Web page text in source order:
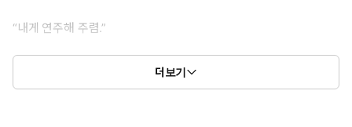
“내게 연주해 주렴.”
더보기